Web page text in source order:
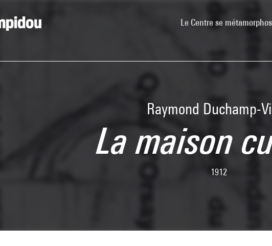
Le Centre se
Raymond Duchamp-
La maison
1912